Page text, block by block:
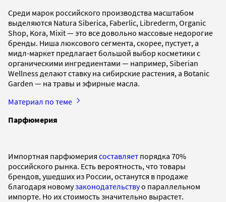
Среди марок российского производства масштабом
выделяются Natura Siberica, Faberlic, Librederm, Organic
Shop, Kora, Mixit — это все довольно массовые недорогие
бренды. Ниша люксового сегмента, скорее, пустует, а
мидл-маркет предлагает большой выбор косметики с
органическими ингредиентами — например, Siberian
Wellness делают ставку на сибирские растения, а Botanic
Garden — на травы и эфирные масла.
Материал по теме
Парфюмерия
Импортная парфюмерия составляет порядка 70%
российского рынка. Есть вероятность, что товары
брендов, ушедших из России, останутся в продаже
благодаря новомузаконодательствуо параллельном
импорте. Но их стоимость значительно вырастет.